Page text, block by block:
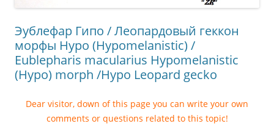
Эублефар Гипо / Леопардовый геккон
морфы Hypo (Hypomelanistic) /
Eublepharis macularius Hypomelanistic
(Hypo) morph /Hypo Leopard gecko
Dear visitor, down of this page you can write your own
comments or questions related to this topic!